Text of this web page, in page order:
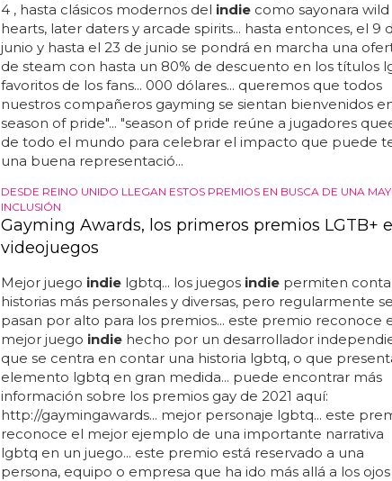
4 , hasta clásicos modernos del indiecomo sayonara wild
hearts, later daters y arcade spirits... hasta entonces, el 9
junio y hasta el 23 de junio se pondrá en marcha una
de steam con hasta un 80% de descuento en los títulos
favoritos de los fans... 000 dólares... queremos que todos
nuestros compañeros gayming se sientan bienvenidos
season of pride"... "season of pride reúne a jugadores
de todo el mundo para celebrar el impacto que puede
una buena representació...
DESDE REINO UNIDO LLEGAN ESTOS PREMIOS EN BUSCA DE UNA
INCLUSIÓN
Gayming Awards, los primeros premios LGTB+
videojuegos
Mejor juego indielgbtq... los juegos indiepermiten
historias más personales y diversas, pero regularmente se
pasan por alto para los premios... este premio reconoce
mejor juego indiehecho por un desarrollador
que se centra en contar una historia lgbtq, o que
elemento lgbtq en gran medida... puede encontrar más
información sobre los premios gay de 2021 aquí:
http://gaymingawards... mejor personaje lgbtq... este
reconoce el mejor ejemplo de una importante narrativa
lgbtq en un juego... este premio está reservado a una
persona, equipo o empresa que ha ido más allá a los